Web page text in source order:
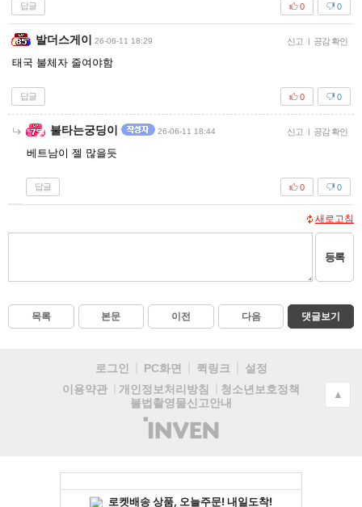
답글 0
0
발더스게이 26-06-11 18:29 신고 | 공감 확인
태국 불체자 줄여야함
답글 0
0
불타는궁딩이 26-06-11 18:44 신고 | 공감 확인
베트남이 젤 많을듯
답글 0
0
새로고침
등록
목록 본문 이전 다음 댓글보기
로그인 PC화면 퀵링크
설정
이용약관
개인정보처리방침
청소년보호정책
불법촬영물신고안내
(주)
인
▲